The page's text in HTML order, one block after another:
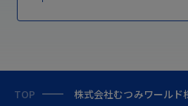
TOP 株式会社むつみワールド